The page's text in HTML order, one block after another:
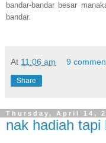
bandar-bandar besar
bandar.
At 11:06 am 9
Share
Thursday, April 14,
nak hadiah